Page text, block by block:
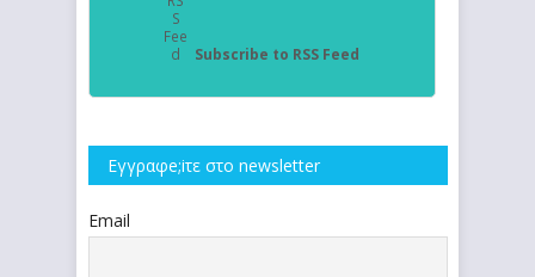
Subscribe to RSS Feed
Εγγραφe;iτε στο newsletter
Email